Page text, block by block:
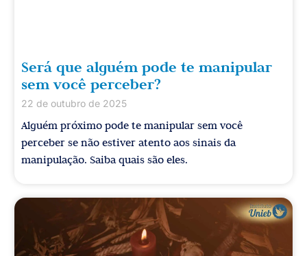
Será que alguém pode te manipular
sem você perceber?
22 de outubro de 2025
Alguém próximo pode te manipular sem você
perceber se não estiver atento aos sinais da
manipulação. Saiba quais são eles.